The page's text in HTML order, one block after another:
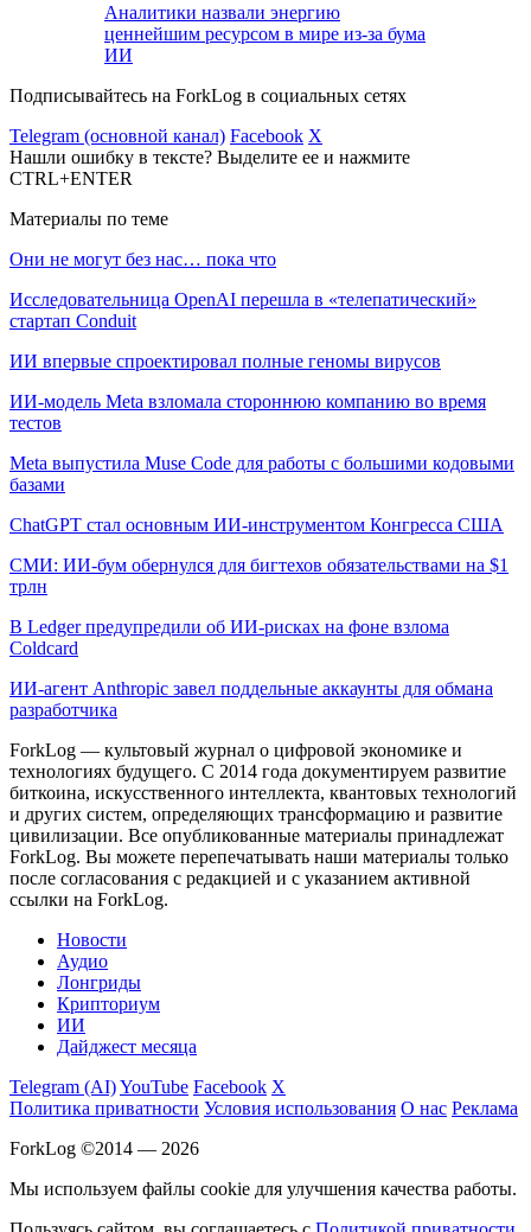
Аналитики назвали энергию
ценнейшим ресурсом в мире из-за бума
ИИ
Подписывайтесь на ForkLog в социальных сетях
Telegram (основной канал) Facebook X
Нашли ошибку в тексте? Выделите ее и нажмите
CTRL+ENTER
Материалы по теме
Они не могут без нас… пока что
Исследовательница OpenAI перешла в «телепатический»
стартап Conduit
ИИ впервые спроектировал полные геномы вирусов
ИИ-модель Meta взломала стороннюю компанию во время
тестов
Meta выпустила Muse Code для работы с большими кодовыми
базами
ChatGPT стал основным ИИ-инструментом Конгресса США
СМИ: ИИ-бум обернулся для бигтехов обязательствами на $1
трлн
В Ledger предупредили об ИИ-рисках на фоне взлома
Coldcard
ИИ-агент Anthropic завел поддельные аккаунты для обмана
разработчика
ForkLog — культовый журнал о цифровой экономике и
технологиях будущего. С 2014 года документируем развитие
биткоина, искусственного интеллекта, квантовых технологий
и других систем, определяющих трансформацию и развитие
цивилизации. Все опубликованные материалы принадлежат
ForkLog. Вы можете перепечатывать наши материалы только
после согласования с редакцией и с указанием активной
ссылки на ForkLog.
Новости
Аудио
Лонгриды
Крипториум
ИИ
Дайджест месяца
Telegram (AI)YouTube Facebook X
Политика приватности Условия использования О нас Реклама
ForkLog ©2014 — 2026
Мы используем файлы cookie для улучшения качества работы.